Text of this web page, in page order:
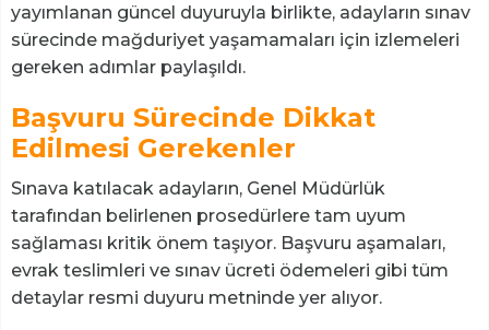
yayımlanan güncel duyuruyla birlikte, adayların sınav
sürecinde mağduriyet yaşamamaları için izlemeleri
gereken adımlar paylaşıldı.
Başvuru Sürecinde Dikkat
Edilmesi Gerekenler
Sınava katılacak adayların, Genel Müdürlük
tarafından belirlenen prosedürlere tam uyum
sağlaması kritik önem taşıyor. Başvuru aşamaları,
evrak teslimleri ve sınav ücreti ödemeleri gibi tüm
detaylar resmi duyuru metninde yer alıyor.